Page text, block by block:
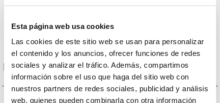
Esta página web usa cookies
Las cookies de este sitio web se usan para personalizar
el contenido y los anuncios, ofrecer funciones de redes
sociales y analizar el tráfico. Además, compartimos
información sobre el uso que haga del sitio web con
nuestros partners de redes sociales, publicidad y análisis
web, quienes pueden combinarla con otra información
Iluminación
Datos ópticos
Temperatura de color 5700K